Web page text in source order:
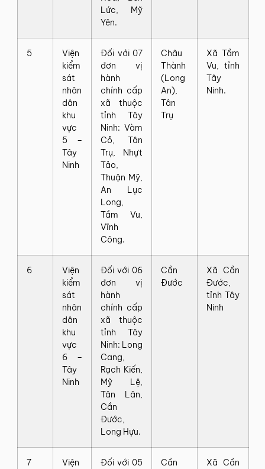
Lức, Mỹ
Yên.
5
Viện
kiểm
sát
nhân
dân
khu
vực
5 –
Tây
Ninh
Đối với 07
đơn vị
hành
chính cấp
xã thuộc
tỉnh Tây
Ninh: Vàm
Cỏ, Tân
Trụ, Nhựt
Tảo,
Thuận Mỹ,
An Lục
Long,
Tầm Vu,
Vĩnh
Công.
Châu
Thành
(Long
An),
Tân
Trụ
Xã Tầm
Vu, tỉnh
Tây
Ninh.
6
Viện
kiểm
sát
nhân
dân
khu
vực
6 –
Tây
Ninh
Đối với 06
đơn vị
hành
chính cấp
xã thuộc
tỉnh Tây
Ninh: Long
Cang,
Rạch Kiến,
Mỹ Lệ,
Tân Lân,
Cần
Đước,
Long Hựu.
Cần
Đước
Xã Cần
Đước,
tỉnh Tây
Ninh
7
Viện
Đối với 05
Cần
Xã Cần